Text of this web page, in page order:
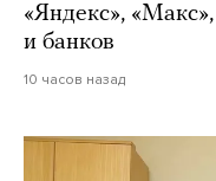
«Яндекс»,
и банков
10 часов назад